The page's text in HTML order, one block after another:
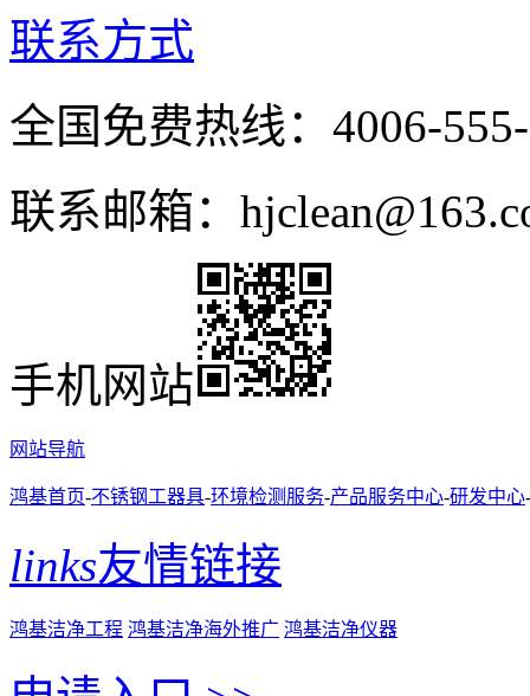
联系方式
全国免费热线：4006-
联系邮箱：
手机网站
网站导航
鸿基首页-不锈钢工器具-环境检测服务-产品服务中心-研发中心-
links友情链接
鸿基洁净工程 鸿基洁净海外推广 鸿基洁净仪器